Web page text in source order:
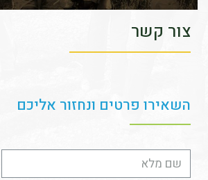
צור קשר
השאירו פרטים ונחזור אליכם